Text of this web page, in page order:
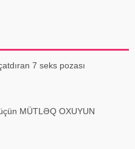
7 seks pozası
MÜTLƏQ OXUYUN